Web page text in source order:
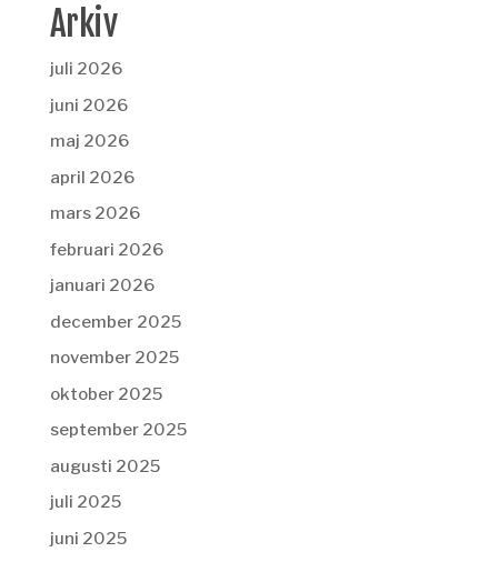
Arkiv
juli 2026
juni 2026
maj 2026
april 2026
mars 2026
februari 2026
januari 2026
december 2025
november 2025
oktober 2025
september 2025
augusti 2025
juli 2025
juni 2025